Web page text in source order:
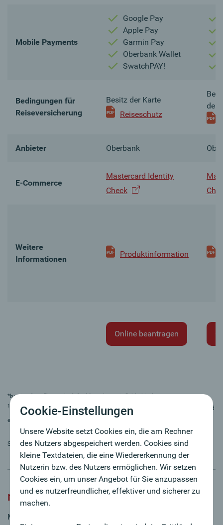
Mobile Payments
Google Pay
Apple Pay
Garmin Pay
Oberbank Wallet
SwatchPAY!
Bedingungen für
Reiseversicherung
Besitz der Karte
Reiseschutz
der
Anbieter Oberbank
E-Commerce
Mastercard Identity
Check
Weitere
Informationen
Produktinformation
Online beantragen
*barrierefreie Eigenschaft für Menschen mit Sehbehinderungen
1
Die Ausgabe der Oberbank Mastercard Kreditkarte ist bonitätsabhängig und
erfolgt unter Einhaltung der jeweiligen Ausgaberichtlinien.
Stand: 01.01.2026
mobile payments
Mit diesen mobile payments wird Ihre Karte zur digitalen
Cookie-Einstellungen
Unsere Website setzt Cookies ein, die am Rechner
des Nutzers abgespeichert werden. Cookies sind
kleine Textdateien, die eine Wiedererkennung der
Nutzerin bzw. des Nutzers ermöglichen. Wir setzen
Cookies ein, um unser Angebot für Sie anzupassen
und es nutzerfreundlicher, effektiver und sicherer zu
machen.